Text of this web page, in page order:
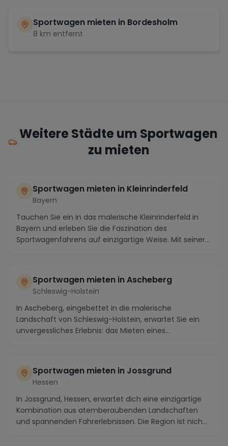
Sportwagen mieten in Bordesholm
8 km entfernt
Weitere Städte um Sportwagen
zu mieten
Sportwagen mieten in Kleinrinderfeld
Bayern
Tauchen Sie ein in das malerische Kleinrinderfeld in
Bayern und erleben Sie die Faszination des
Sportwagenfahrens auf einzigartige Weise. Mit seiner
Sportwagen mieten in Ascheberg
Schleswig-Holstein
In Ascheberg, eingebettet in die malerische
Landschaft von Schleswig-Holstein, erwartet Sie ein
unvergessliches Erlebnis: das Mieten eines
Sportwagen mieten in Jossgrund
Hessen
In Jossgrund, Hessen, erwartet dich eine einzigartige
Kombination aus atemberaubenden Landschaften
und spannenden Fahrerlebnissen. Die Region ist nich...